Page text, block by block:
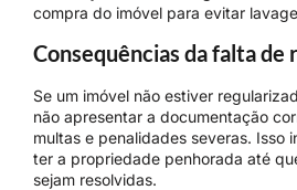
compra do imóvel para evitar
Consequências da falta de
Se um imóvel não estiver
não apresentar a documentação
multas e penalidades severas. Isso
ter a propriedade penhorada até
sejam resolvidas.